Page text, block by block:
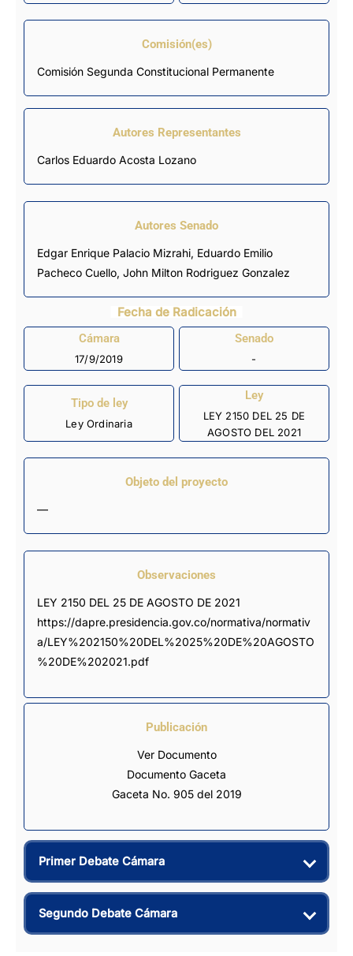
Comisión(es)
Comisión Segunda Constitucional Permanente
Autores Representantes
Carlos Eduardo Acosta Lozano
Autores Senado
Edgar Enrique Palacio Mizrahi, Eduardo Emilio
Pacheco Cuello, John Milton Rodriguez Gonzalez
Fecha de Radicación
Cámara
17/9/2019
Senado
-
Tipo de ley
Ley Ordinaria
Ley
LEY 2150 DEL 25 DE
AGOSTO DEL 2021
Objeto del proyecto
—
Observaciones
LEY 2150 DEL 25 DE AGOSTO DE 2021
https://dapre.presidencia.gov.co/normativa/normativ
a/LEY%202150%20DEL%2025%20DE%20AGOSTO
%20DE%202021.pdf
Publicación
Ver Documento
Documento Gaceta
Gaceta No. 905 del 2019
Primer Debate Cámara
Segundo Debate Cámara